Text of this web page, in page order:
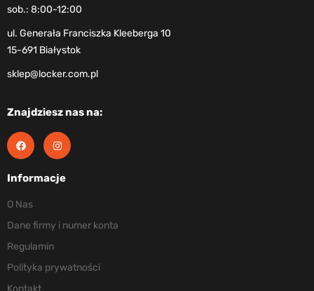
sob.: 8:00-12:00
ul. Generała Franciszka Kleeberga 10
15-691 Białystok
sklep@locker.com.pl
Znajdziesz nas na:
Informacje
O Nas
Dane firmy i numer konta
Regulamin
Polityka prywatności